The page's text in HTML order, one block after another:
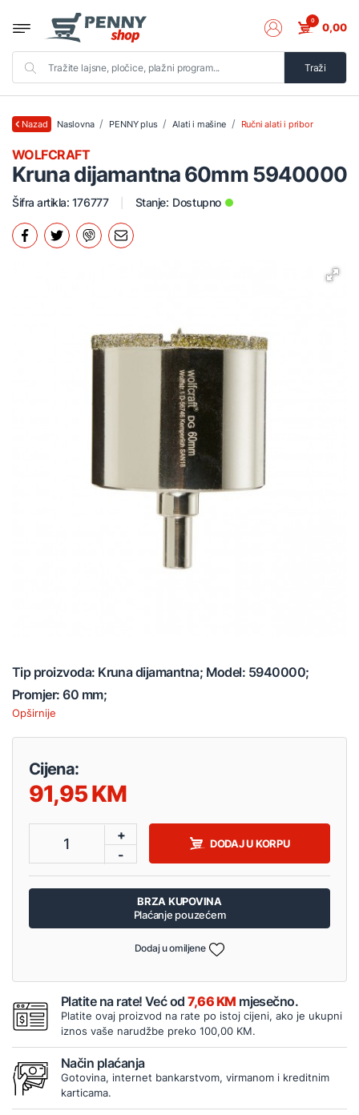
Traži
0 0,00
Nazad Naslovna PENNY plus Alati i mašine Ručni alati i pribor
Kruna dijamantna 60mm 5940000
WOLFCRAFT
Šifra artikla: 176777 Stanje: Dostupno
Tip proizvoda: Kruna dijamantna; Model: 5940000;
Promjer: 60 mm;
Opširnije
Cijena:
91,95
1
+
-
DODAJ U KORPU
BRZA KUPOVINA
Plaćanje pouzećem
Dodaj u omiljene
Platite na rate! Već od7,66 KM mjesečno.
Platite ovaj proizvod na rate po istoj cijeni, ako je ukupni
iznos vaše narudžbe preko 100,00 KM.
Način plaćanja
Gotovina, internet bankarstvom, virmanom i kreditnim
karticama.